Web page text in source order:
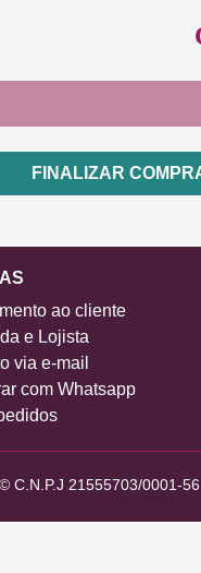
FINALIZAR
ao cliente
e Lojista
via e-mail
com Whatsapp
21555703/0001-